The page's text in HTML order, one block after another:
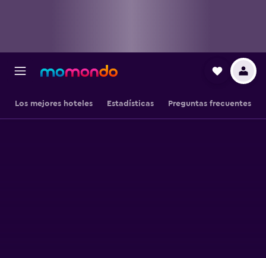
Los mejores hoteles Estadísticas Preguntas frecuentes